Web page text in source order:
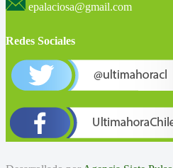
epalaciosa@gmail.com
Redes Sociales